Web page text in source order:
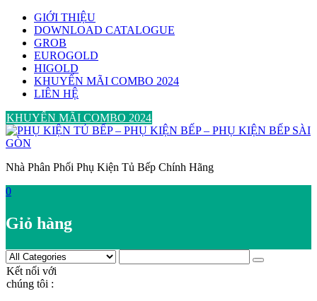
Skip
content
GIỚI THIỆU
DOWNLOAD CATALOGUE
GROB
EUROGOLD
HIGOLD
KHUYẾN MÃI COMBO 2024
LIÊN HỆ
KHUYẾN MÃI COMBO 2024
Nhà Phân Phối Phụ Kiện Tủ Bếp Chính Hãng
0
Giỏ hàng
Kết nối với
chúng tôi :